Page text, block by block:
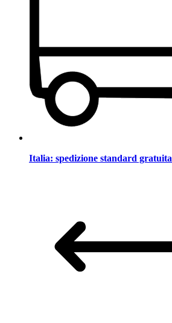
Italia: spedizione standard gratuita